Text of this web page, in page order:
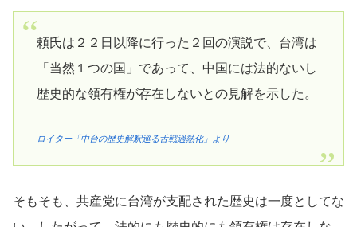
頼氏は２２日以降に行った２回の演説で、台湾は
「当然１つの国」であって、中国には法的ないし
歴史的な領有権が存在しないとの見解を示した。
ロイター「中台の歴史解釈巡る舌戦過熱化」より
そもそも、共産党に台湾が支配された歴史は一度としてな